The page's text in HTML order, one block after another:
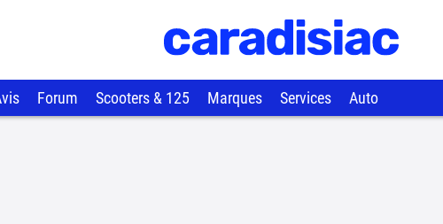
Forum Scooters & 125 Marques Services Auto